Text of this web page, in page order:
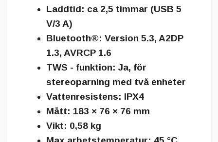
Laddtid: ca 2,5 timmar (USB 5
V/3 A)
Bluetooth®: Version 5.3, A2DP
1.3, AVRCP 1.6
TWS - funktion: Ja, för
stereoparning med två enheter
Vattenresistens: IPX4
Mått: 183 × 76 × 76 mm
Vikt: 0,58 kg